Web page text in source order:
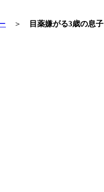
＞ 目薬嫌がる3歳の息子